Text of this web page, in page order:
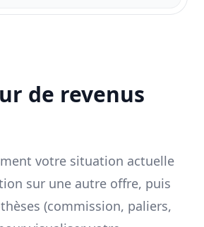
de revenus
votre situation actuelle
sur une autre offre, puis
(commission, paliers,